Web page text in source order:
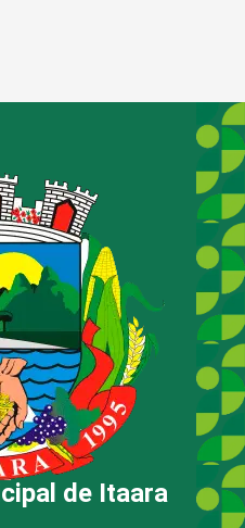
de Itaara